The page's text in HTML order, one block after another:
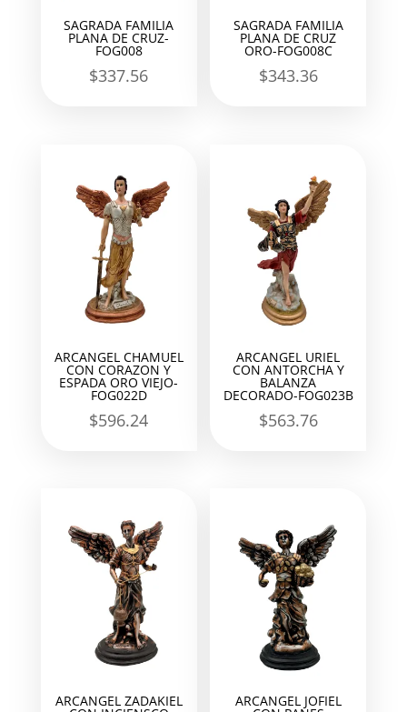
SAGRADA FAMILIA
PLANA DE CRUZ-
FOG008
$337.56
SAGRADA FAMILIA
PLANA DE CRUZ
ORO-FOG008C
$343.36
ARCANGEL CHAMUEL
CON CORAZON Y
ESPADA ORO VIEJO-
FOG022D
$596.24
ARCANGEL URIEL
CON ANTORCHA Y
BALANZA
DECORADO-FOG023B
$563.76
ARCANGEL ZADAKIEL ARCANGEL JOFIEL